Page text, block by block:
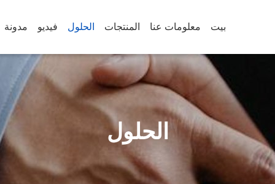
بيت معلومات عنا المنتجات الحلول فيديو مدونة
الحلول